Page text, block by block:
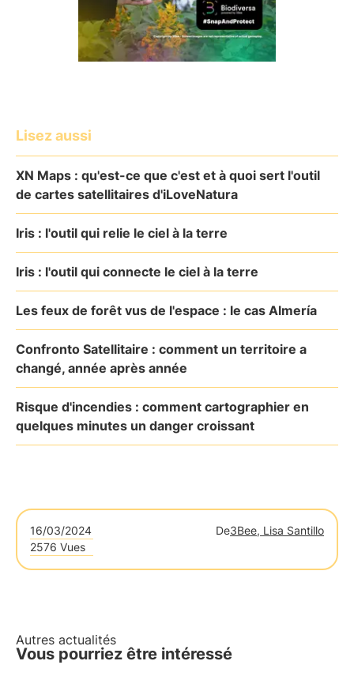
Lisez aussi
XN Maps : qu'est-ce que c'est et à quoi sert l'outil
de cartes satellitaires d'iLoveNatura
Iris : l'outil qui relie le ciel à la terre
Iris : l'outil qui connecte le ciel à la terre
Les feux de forêt vus de l'espace : le cas Almería
Confronto Satellitaire : comment un territoire a
changé, année après année
Risque d'incendies : comment cartographier en
quelques minutes un danger croissant
16/03/2024 De3Bee, Lisa Santillo
2576 Vues
Autres actualités
Vous pourriez être intéressé